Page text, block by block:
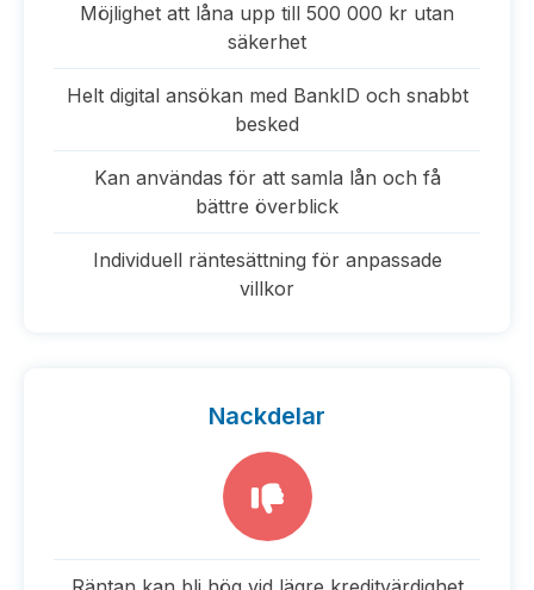
Möjlighet att låna upp till 500 000 kr utan
säkerhet
Helt digital ansökan med BankID och snabbt
besked
Kan användas för att samla lån och få
bättre överblick
Individuell räntesättning för anpassade
villkor
Nackdelar